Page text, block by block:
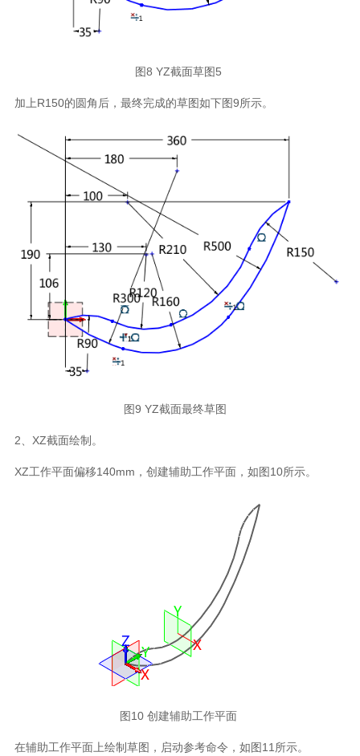
图8 YZ截面草图5
加上R150的圆角后，最终完成的草图如下图9所示。
图9 YZ截面最终草图
2、XZ截面绘制。
XZ工作平面偏移140mm，创建辅助工作平面，如图10所示。
图10 创建辅助工作平面
在辅助工作平面上绘制草图，启动参考命令，如图11所示。